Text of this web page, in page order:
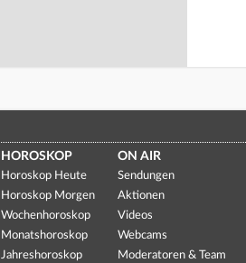
HOROSKOP
Horoskop Heute
Horoskop Morgen
Wochenhoroskop
Monatshoroskop
Jahreshoroskop
ON AIR
Sendungen
Aktionen
Videos
Webcams
Moderatoren & Team